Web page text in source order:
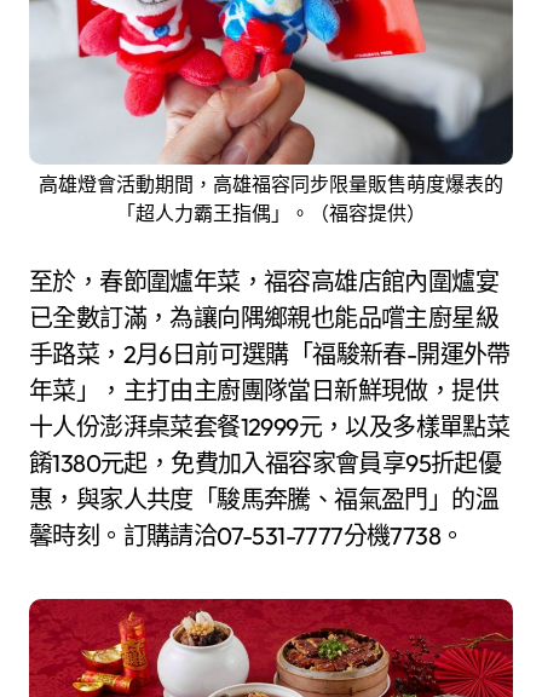
高雄燈會活動期間，高雄福容同步限量販售萌度爆表的
「超人力霸王指偶」。（福容提供）
至於，春節圍爐年菜，福容高雄店館內圍爐宴
已全數訂滿，為讓向隅鄉親也能品嚐主廚星級
手路菜，2月6日前可選購「福駿新春-開運外帶
年菜」，主打由主廚團隊當日新鮮現做，提供
十人份澎湃桌菜套餐12999元，以及多樣單點菜
餚1380元起，免費加入福容家會員享95折起優
惠，與家人共度「駿馬奔騰、福氣盈門」的溫
馨時刻。訂購請洽07-531-7777分機7738。